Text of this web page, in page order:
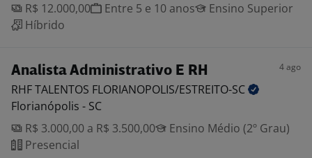
R$ 12.000,00
Entre 5 e 10 anos
Ensino Superior
Híbrido
Analista Administrativo E RH 4 ago
RHF TALENTOS FLORIANOPOLIS/ESTREITO-SC
Florianópolis - SC
R$ 3.000,00 a R$ 3.500,00
Ensino Médio (2º Grau)
Presencial